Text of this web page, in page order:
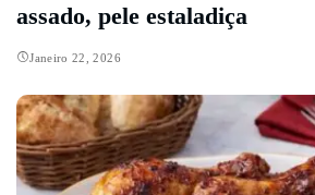
assado, pele estaladiça
Janeiro 22, 2026